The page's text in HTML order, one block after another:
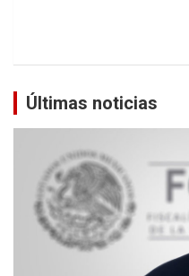
Últimas noticias